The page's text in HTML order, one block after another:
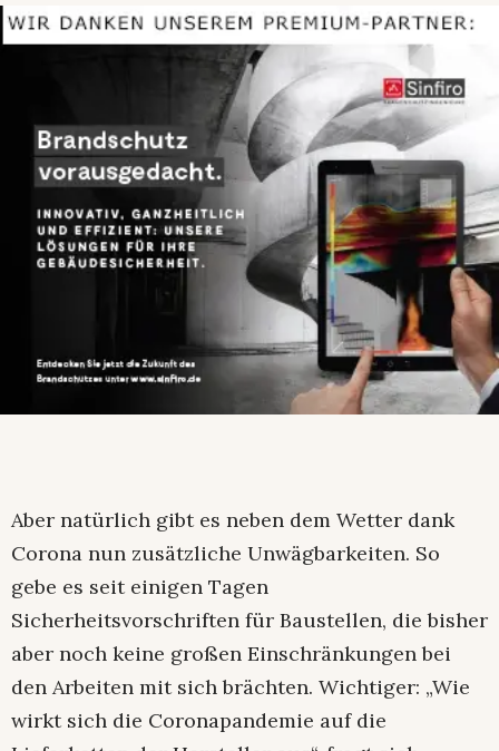
Aber natürlich gibt es neben dem Wetter dank
Corona nun zusätzliche Unwägbarkeiten. So
gebe es seit einigen Tagen
Sicherheitsvorschriften für Baustellen, die bisher
aber noch keine großen Einschränkungen bei
den Arbeiten mit sich brächten. Wichtiger: „Wie
wirkt sich die Coronapandemie auf die